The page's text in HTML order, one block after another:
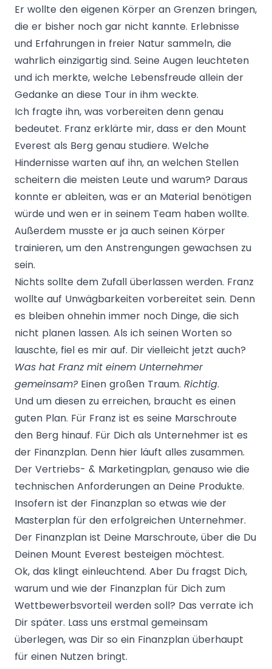
Er wollte den eigenen Körper an Grenzen bringen,
die er bisher noch gar nicht kannte. Erlebnisse
und Erfahrungen in freier Natur sammeln, die
wahrlich einzigartig sind. Seine Augen leuchteten
und ich merkte, welche Lebensfreude allein der
Gedanke an diese Tour in ihm weckte.
Ich fragte ihn, was vorbereiten denn genau
bedeutet. Franz erklärte mir, dass er den Mount
Everest als Berg genau studiere. Welche
Hindernisse warten auf ihn, an welchen Stellen
scheitern die meisten Leute und warum? Daraus
konnte er ableiten, was er an Material benötigen
würde und wen er in seinem Team haben wollte.
Außerdem musste er ja auch seinen Körper
trainieren, um den Anstrengungen gewachsen zu
sein.
Nichts sollte dem Zufall überlassen werden. Franz
wollte auf Unwägbarkeiten vorbereitet sein. Denn
es bleiben ohnehin immer noch Dinge, die sich
nicht planen lassen. Als ich seinen Worten so
lauschte, fiel es mir auf. Dir vielleicht jetzt auch?
Was hat Franz mit einem Unternehmer
gemeinsam? Einen großen Traum. Richtig.
Und um diesen zu erreichen, braucht es einen
guten Plan. Für Franz ist es seine Marschroute
den Berg hinauf. Für Dich als Unternehmer ist es
der Finanzplan. Denn hier läuft alles zusammen.
Der Vertriebs- & Marketingplan, genauso wie die
technischen Anforderungen an Deine Produkte.
Insofern ist der Finanzplan so etwas wie der
Masterplan für den erfolgreichen Unternehmer.
Der Finanzplan ist Deine Marschroute, über die Du
Deinen Mount Everest besteigen möchtest.
Ok, das klingt einleuchtend. Aber Du fragst Dich,
warum und wie der Finanzplan für Dich zum
Wettbewerbsvorteil werden soll? Das verrate ich
Dir später. Lass uns erstmal gemeinsam
überlegen, was Dir so ein Finanzplan überhaupt
für einen Nutzen bringt.